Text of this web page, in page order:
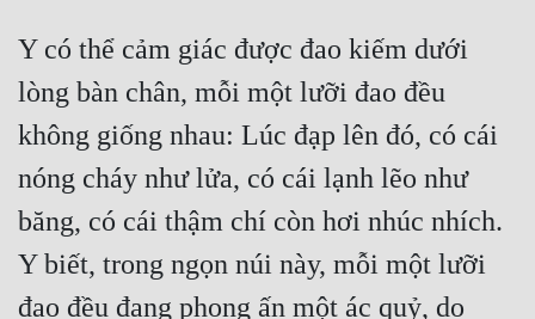
Y có thể cảm giác được đao kiếm dưới
lòng bàn chân, mỗi một lưỡi đao đều
không giống nhau: Lúc đạp lên đó, có cái
nóng cháy như lửa, có cái lạnh lẽo như
băng, có cái thậm chí còn hơi nhúc nhích.
Y biết, trong ngọn núi này, mỗi một lưỡi
đao đều đang phong ấn một ác quỷ, do